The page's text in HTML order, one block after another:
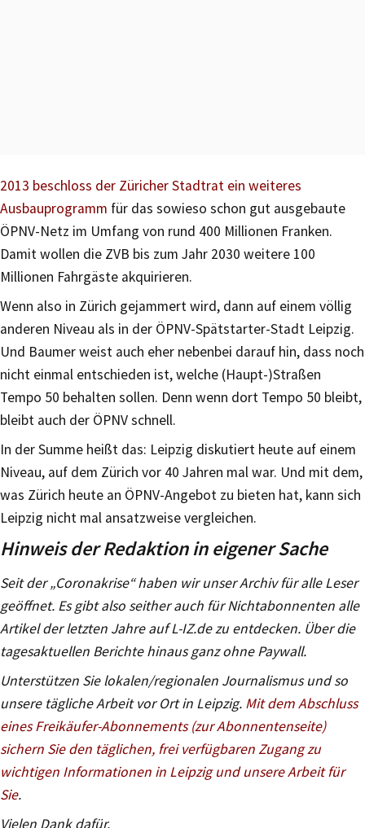
2013 beschloss der Züricher Stadtrat ein weiteres
Ausbauprogramm für das sowieso schon gut ausgebaute
ÖPNV-Netz im Umfang von rund 400 Millionen Franken.
Damit wollen die ZVB bis zum Jahr 2030 weitere 100
Millionen Fahrgäste akquirieren.
Wenn also in Zürich gejammert wird, dann auf einem völlig
anderen Niveau als in der ÖPNV-Spätstarter-Stadt Leipzig.
Und Baumer weist auch eher nebenbei darauf hin, dass noch
nicht einmal entschieden ist, welche (Haupt-)Straßen
Tempo 50 behalten sollen. Denn wenn dort Tempo 50 bleibt,
bleibt auch der ÖPNV schnell.
In der Summe heißt das: Leipzig diskutiert heute auf einem
Niveau, auf dem Zürich vor 40 Jahren mal war. Und mit dem,
was Zürich heute an ÖPNV-Angebot zu bieten hat, kann sich
Leipzig nicht mal ansatzweise vergleichen.
Hinweis der Redaktion in eigener Sache
Seit der „Coronakrise“ haben wir unser Archiv für alle Leser
geöffnet. Es gibt also seither auch für Nichtabonnenten alle
Artikel der letzten Jahre auf L-IZ.de zu entdecken. Über die
tagesaktuellen Berichte hinaus ganz ohne Paywall.
Unterstützen Sie lokalen/regionalen Journalismus und so
unsere tägliche Arbeit vor Ort in Leipzig. Mit dem Abschluss
eines Freikäufer-Abonnements (zur Abonnentenseite)
sichern Sie den täglichen, frei verfügbaren Zugang zu
wichtigen Informationen in Leipzig und unsere Arbeit für
Sie.
Vielen Dank dafür.